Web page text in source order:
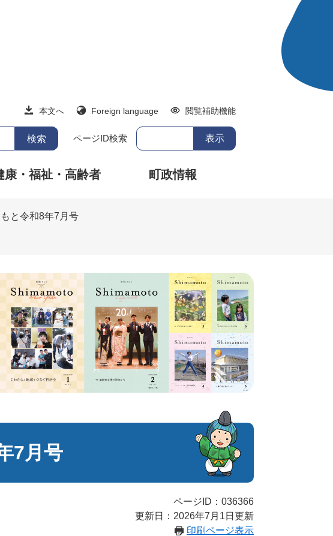
本文へ Foreign language 閲覧補助機能
ページID検索
康・福祉・高齢者 町政情報
と令和8年7月号
7月号
ページID：036366
更新日：2026年7月1日更新
印刷ページ表示